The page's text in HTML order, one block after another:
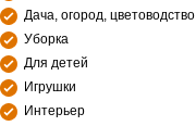
Дача, огород, цветоводство
Уборка
Для детей
Игрушки
Интерьер